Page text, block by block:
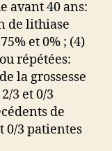
avant 40 ans:
de lithiase
et 0% ; (4)
répétées:
la grossesse
3 et 0/3
de
0/3 patientes